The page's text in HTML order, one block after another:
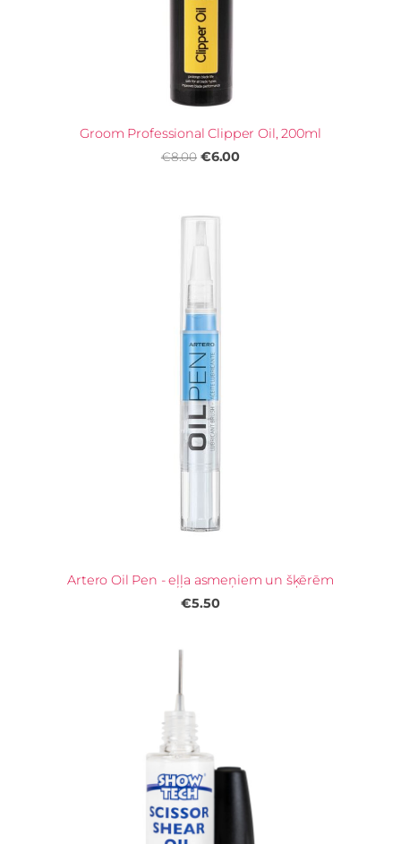
Groom Professional Clipper Oil, 200ml
€8.00 €6.00
Artero Oil Pen - eļļa asmeņiem un šķērēm
€5.50